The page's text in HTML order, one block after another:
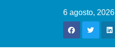
6 agosto, 2026